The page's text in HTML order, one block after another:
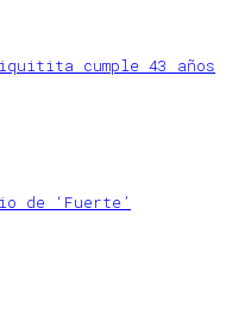
cumple 43 años
de ‘Fuerte’